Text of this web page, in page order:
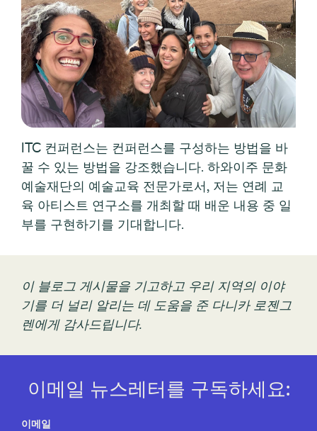
ITC 컨퍼런스는 컨퍼런스를 구성하는 방법을 바
꿀 수 있는 방법을 강조했습니다. 하와이주 문화
예술재단의 예술교육 전문가로서, 저는 연례 교
육 아티스트 연구소를 개최할 때 배운 내용 중 일
부를 구현하기를 기대합니다.
이 블로그 게시물을 기고하고 우리 지역의 이야
기를 더 널리 알리는 데 도움을 준 다니카 로젠그
렌에게 감사드립니다.
이메일 뉴스레터를 구독하세요:
이메일